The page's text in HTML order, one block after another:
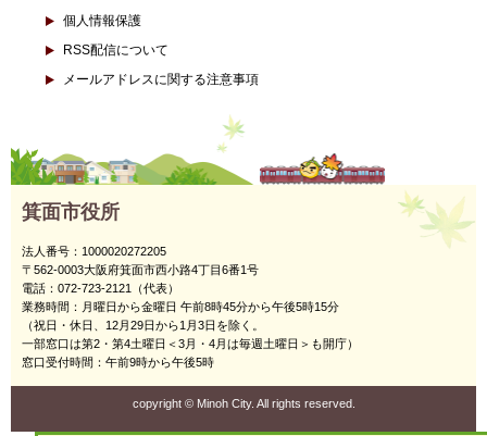
個人情報保護
RSS配信について
メールアドレスに関する注意事項
箕面市役所
法人番号：1000020272205
〒562-0003大阪府箕面市西小路4丁目6番1号
電話：072-723-2121（代表）
業務時間：月曜日から金曜日 午前8時45分から午後5時15分
（祝日・休日、12月29日から1月3日を除く。
一部窓口は第2・第4土曜日＜3月・4月は毎週土曜日＞も開庁）
窓口受付時間：午前9時から午後5時
copyright ©Minoh City. All rights reserved.